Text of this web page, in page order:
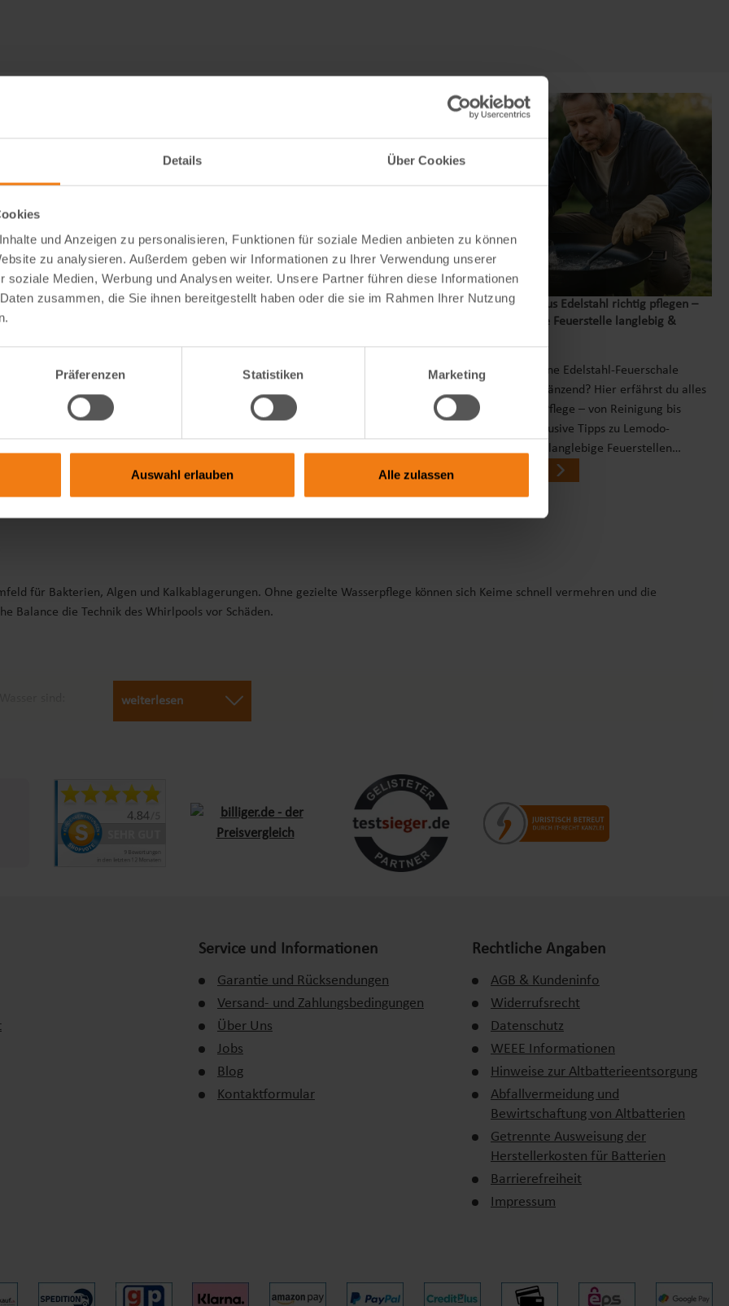
Details Über Cookies
und Anzeigen zu personalisieren, Funktionen für soziale Medien anbieten zu können
zu analysieren. Außerdem geben wir Informationen zu Ihrer Verwendung unserer
soziale Medien, Werbung und Analysen weiter. Unsere Partner führen diese Informationen
zusammen, die Sie ihnen bereitgestellt haben oder die sie im Rahmen Ihrer Nutzung
Präferenzen Statistiken Marketing
Auswahl erlauben Alle zulassen
richtig wählen: FAQ zu Sicht-
Höhe ist ideal? Und braucht
Genehmigung? In unserem
du alles, was du vor
Pop‑Up vs. klassischer Pflanztunnel – Zwei
Pflanzenschutz? Erfahre die wichtigsten
Unterschiede, wann welche Variante Sinn
macht und welche Lösung zu deinem
praxisnah!
weiterlesen
Feuerschale aus Edelstahl richtig pflegen –
so bleibt deine Feuerstelle langlebig &
Wie bleibt deine Edelstahl-Feuerschale
rostfrei und glänzend? Hier erfährst du alles
zur richtigen Pflege – von Reinigung bis
Lagerung. Inklusive Tipps zu Lemodo-
Produkten für langlebige Feuerstellen…
für Bakterien, Algen und Kalkablagerungen. Ohne gezielte Wasserpflege können sich Keime schnell vermehren und die
Balance die Technik des Whirlpools vor Schäden.
Härtestabilisatoren verhindert Ablagerungen.
Besitzer folgende Maßnahmen regelmäßig durchführen:
zu entfernen.
führen kann.
kippt.
des Whirlpools und ein angenehmes Badeerlebnis. Mit der richtigen Dosierung und regelmäßigen Tests bleibt das Wasser
weiterlesen
Service und Informationen
Garantie und Rücksendungen
Versand- und Zahlungsbedingungen
Über Uns
Jobs
Blog
Kontaktformular
Rechtliche Angaben
AGB & Kundeninfo
Widerrufsrecht
Datenschutz
WEEE Informationen
Hinweise zur Altbatterieentsorgung
Abfallvermeidung und
Bewirtschaftung von Altbatterien
Getrennte Ausweisung der
Herstellerkosten für Batterien
Barrierefreiheit
Impressum